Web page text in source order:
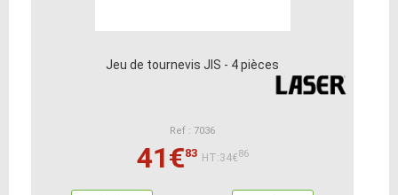
Jeu de tournevis JIS - 4 pièces
Ref : 7036
41€83 HT:34€86